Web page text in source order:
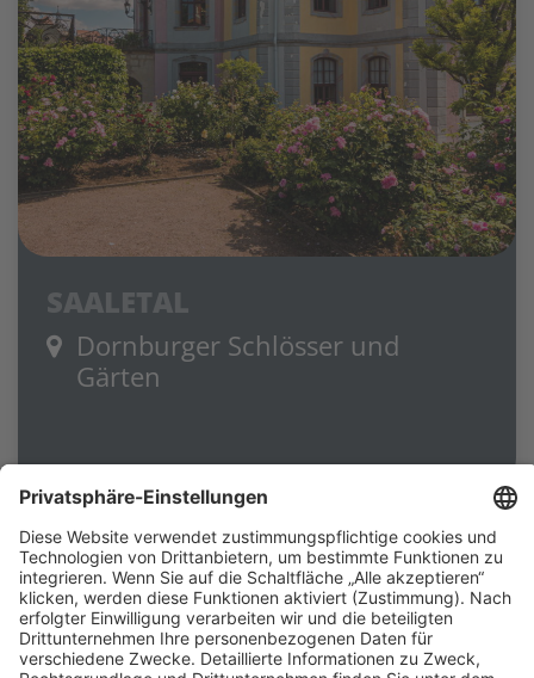
SAALETAL
Dornburger Schlösser und
Gärten
Suche anpassen